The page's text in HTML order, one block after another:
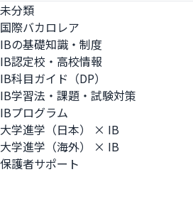
未分類
国際バカロレア
IBの基礎知識・制度
IB認定校・高校情報
IB科目ガイド（DP）
IB学習法・課題・試験対策
IBプログラム
大学進学（日本） × IB
大学進学（海外） × IB
保護者サポート